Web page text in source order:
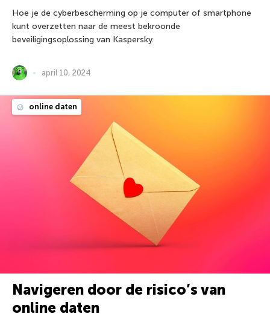
Hoe je de cyberbescherming op je computer of smartphone
kunt overzetten naar de meest bekroonde
beveiligingsoplossing van Kaspersky.
april 10, 2024
online daten
Navigeren door de risico’s van
online daten